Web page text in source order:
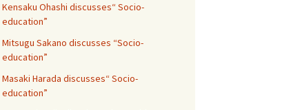
Kensaku Ohashi discusses“ Socio-
education”
Mitsugu Sakano discusses “Socio-
education”
Masaki Harada discusses“ Socio-
education”